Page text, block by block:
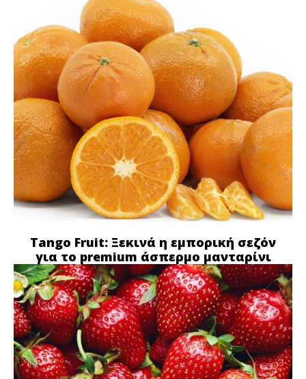
Tango Fruit: Ξεκινά η εμπορική σεζόν
για το premium άσπερμο μανταρίνι